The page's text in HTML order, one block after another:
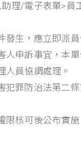
助理/電子表單>員
發生，應立即派
人申訴事宜，本
人員協調處理。
犯罪防治法第二
限核可後公布實施